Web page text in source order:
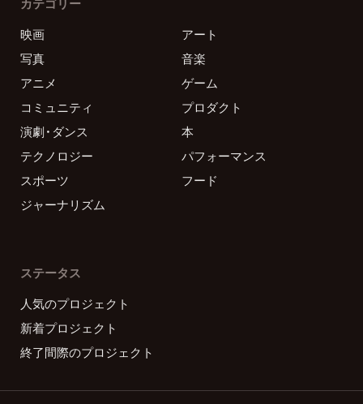
映画
アート
写真
音楽
アニメ
ゲーム
コミュニティ
プロダクト
演劇・ダンス
本
テクノロジー
パフォーマンス
スポーツ
フード
ジャーナリズム
ステータス
人気のプロジェクト
新着プロジェクト
終了間際のプロジェクト